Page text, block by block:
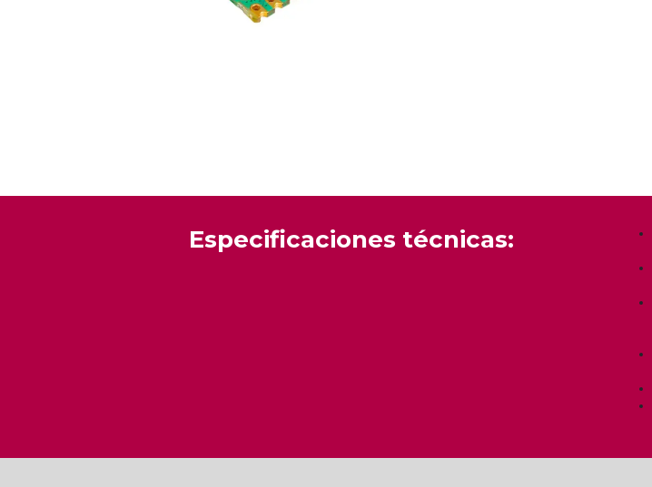
Especificaciones técnicas: